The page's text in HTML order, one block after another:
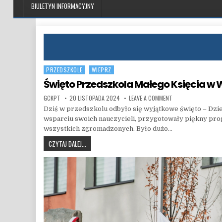
BIULETYN INFORMACYJNY
Posted in
PRZEDSZKOLE WIEPRZ
Święto Przedszkola Małego Księcia w
AUTHOR:
GCKPT PUBLISHED DATE:
20 LISTOPADA 2024 LEAVE A COMMENT
Dziś w przedszkolu odbyło się wyjątkowe święto –
wsparciu swoich nauczycieli, przygotowały piękny
wszystkich zgromadzonych. Było dużo…
CZYTAJ DALEJ...